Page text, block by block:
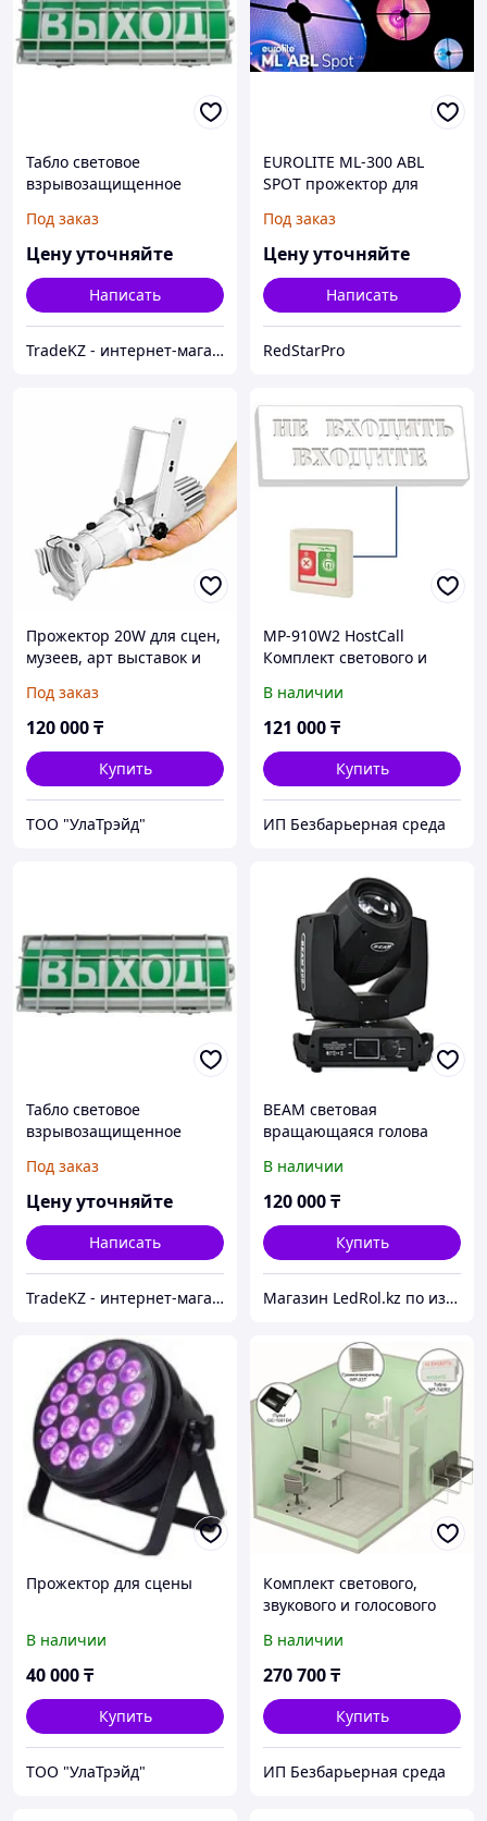
Табло световое
взрывозащищенное
ТС 0ExiaIICT6 в комплекте
УПКОП135-1-2ПМ
Под заказ
Цену уточняйте
Написать
TradeKZ - интернет-магазин
EUROLITE ML-300 ABL
SPOT прожектор для
Под заказ
Цену уточняйте
Написать
RedStarPro
Прожектор 20W для сцен,
музеев, арт выставок и
Под заказ
120 000₸
Купить
ТОО "УлаТрэйд"
MP-910W2 HostCall
Комплект светового и
посетителей в кабинет
В наличии
121 000₸
Купить
ИП Безбарьерная среда
Табло световое
взрывозащищенное
ТС 0ExiaIICT6 в комплекте
УПКОП135-1-2ПМ
Под заказ
Цену уточняйте
Написать
TradeKZ - интернет-магазин
BEAM световая
вращающаяся голова
В наличии
120 000₸
Купить
Магазин LedRol.kz по изготовлению и продаже ЛЕД ЭКРАНОВ, видеонаблюдения, наружной рекламы. г.Алматы
Прожектор для сцены
В наличии
40 000₸
Купить
ТОО "УлаТрэйд"
Комплект светового,
звукового и голосового
кабинет MP-912W2
В наличии
270 700₸
Купить
ИП Безбарьерная среда